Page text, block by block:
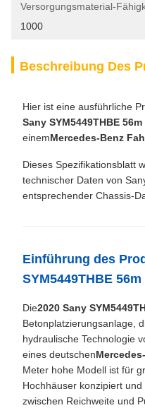
Versorgungsmaterial-
1000
Beschreibung Des
Hier ist eine ausführliche
Sany SYM5449THBE
einemMercedes-Benz
Dieses Spezifikationsblatt
technischer Daten von
entsprechender Chassis-
Einführung des
SYM5449THBE
Die2020 Sany
Betonplatzierungsanlage,
hydraulische Technologie
eines deutschen
Meter hohe Modell ist für
Hochhäuser konzipiert
zwischen Reichweite und